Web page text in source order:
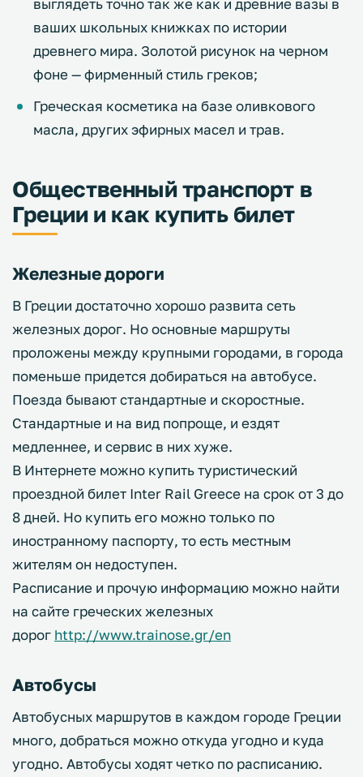
выглядеть точно так же как и древние вазы в
ваших школьных книжках по истории
древнего мира. Золотой рисунок на черном
фоне — фирменный стиль греков;
Греческая косметика на базе оливкового
масла, других эфирных масел и трав.
Общественный транспорт в
Греции и как купить билет
Железные дороги
В Греции достаточно хорошо развита сеть
железных дорог. Но основные маршруты
проложены между крупными городами, в города
поменьше придется добираться на автобусе.
Поезда бывают стандартные и скоростные.
Стандартные и на вид попроще, и ездят
медленнее, и сервис в них хуже.
В Интернете можно купить туристический
проездной билет Inter Rail Greece на срок от 3 до
8 дней. Но купить его можно только по
иностранному паспорту, то есть местным
жителям он недоступен.
Расписание и прочую информацию можно найти
на сайте греческих железных
дорог http://www.trainose.gr/en
Автобусы
Автобусных маршрутов в каждом городе Греции
много, добраться можно откуда угодно и куда
угодно. Автобусы ходят четко по расписанию.